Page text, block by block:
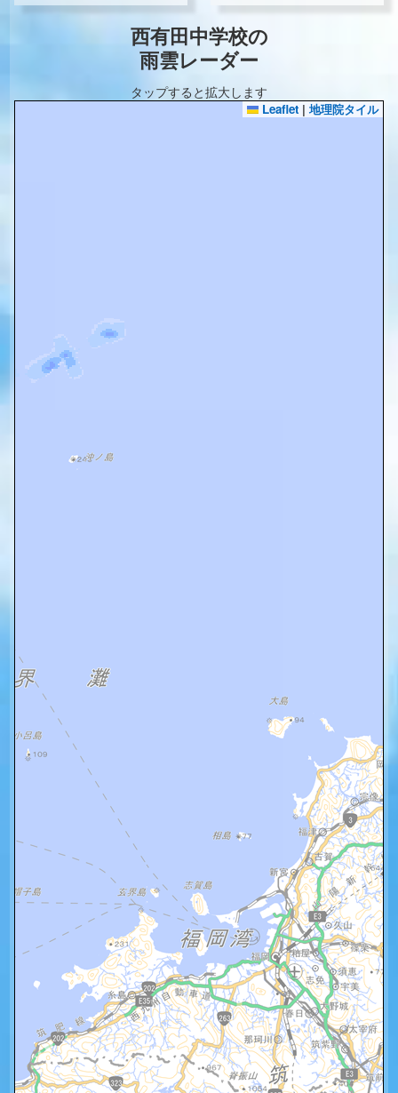
西有田中学校の
雨雲レーダー
タップすると拡大します
Leaflet | 地理院タイル